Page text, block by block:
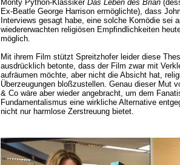
Monty Python-Klassiker Das Leben des Brian
Ex-Beatle George Harrison ermöglichte), dass
Interviews gesagt habe, eine solche Komödie sei
wiedererwachten religiösen Empfindlichkeiten
möglich.
Mit ihrem Film stützt Spreitzhofer leider diese
ausdrücklich betonte, dass der Film zwar mit
aufräumen möchte, aber nicht die Absicht hat,
Überzeugungen bloßzustellen. Genau dieser Mut
& Co wäre aber wieder angebracht, um dem
Fundamentalismus eine wirkliche Alternative
nicht nur harmlose Zerstreuung bietet.